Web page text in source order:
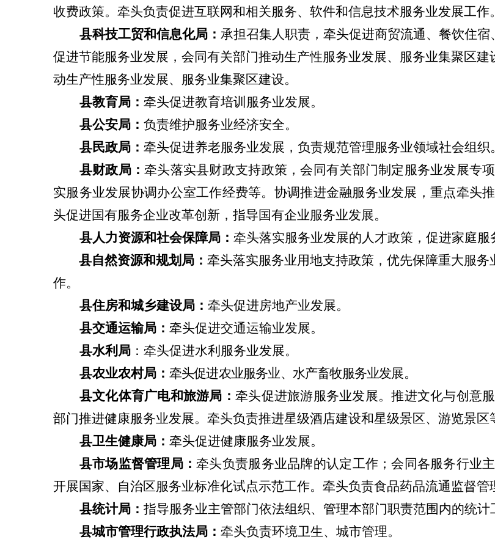
收费政策。 牵头负责促进互联网和相关服务、软件和信息技术服务业发展工作。
县科技工贸和信息化局： 承担召集人职责，牵头促进商贸流通、餐饮住
促进节能服务业发展，会同有关部门推动生产性服务业发展、服务业集聚区
动生产性服务业发展、服务业集聚区建设。
县教育局： 牵头促进教育培训服务业发展。
县公安局： 负责维护服务业经济安全。
县民政局： 牵头促进养老服务业发展，负责规范管理服务业领域社会组织。
县财政局：牵头落实县财政支持政策，会同有关部门制定服务业发展专
实服务业发展协调办公室工作经费等。协调推进金融服务业发展，重点牵头
头促进国有服务企业改革创新，指导国有企业服务业发展。
县人力资源和社会保障局： 牵头落实服务业发展的人才政策，促进家庭服
县自然资源和规划局：牵头落实服务业用地支持政策，优先保障重大服
作。
县住房和城乡建设局： 牵头促进房地产业发展。
县交通运输局： 牵头促进交通运输业发展。
县水利局：牵头促进水利服务业发展。
县农业农村局： 牵头促进农业服务业、水产畜牧服务业发展。
县文化体育广电和旅游局：牵头促进旅游服务业发展。推进文化与创意
部门推进健康服务业发展。 牵头负责推进星级酒店建设和星级景区、 游览景区
县卫生健康局： 牵头促进健康服务业发展。
县市场监督管理局：牵头负责服务业品牌的认定工作；会同各服务行业
开展国家、自治区服务业标准化试点示范工作。牵头负责食品药品流通监督管
县统计局： 指导服务业主管部门依法组织、管理本部门职责范围内的统计
县城市管理行政执法局： 牵头负责环境卫生、城市管理。